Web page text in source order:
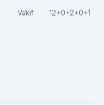
Vakıf 12+0+2+0+1